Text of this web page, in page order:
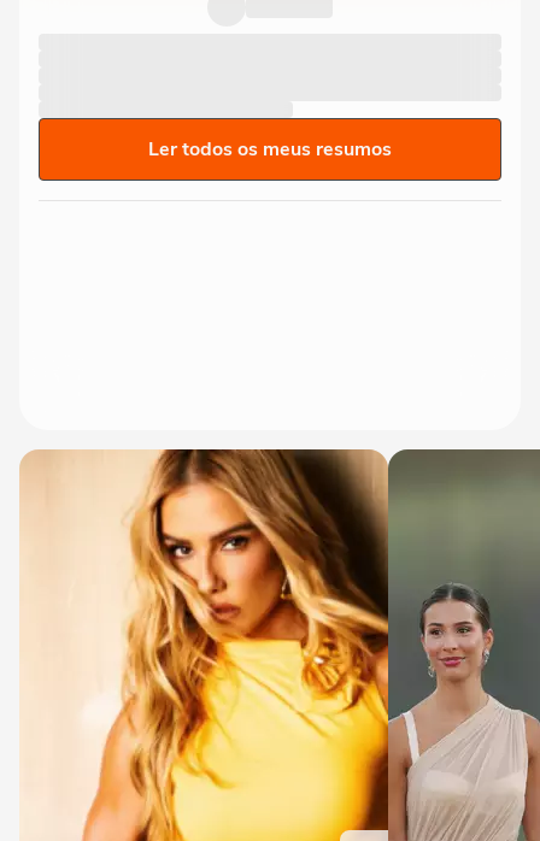
Ler todos os meus resumos